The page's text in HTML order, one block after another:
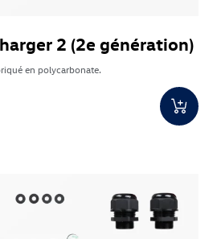
2 (2e génération)
en polycarbonate.